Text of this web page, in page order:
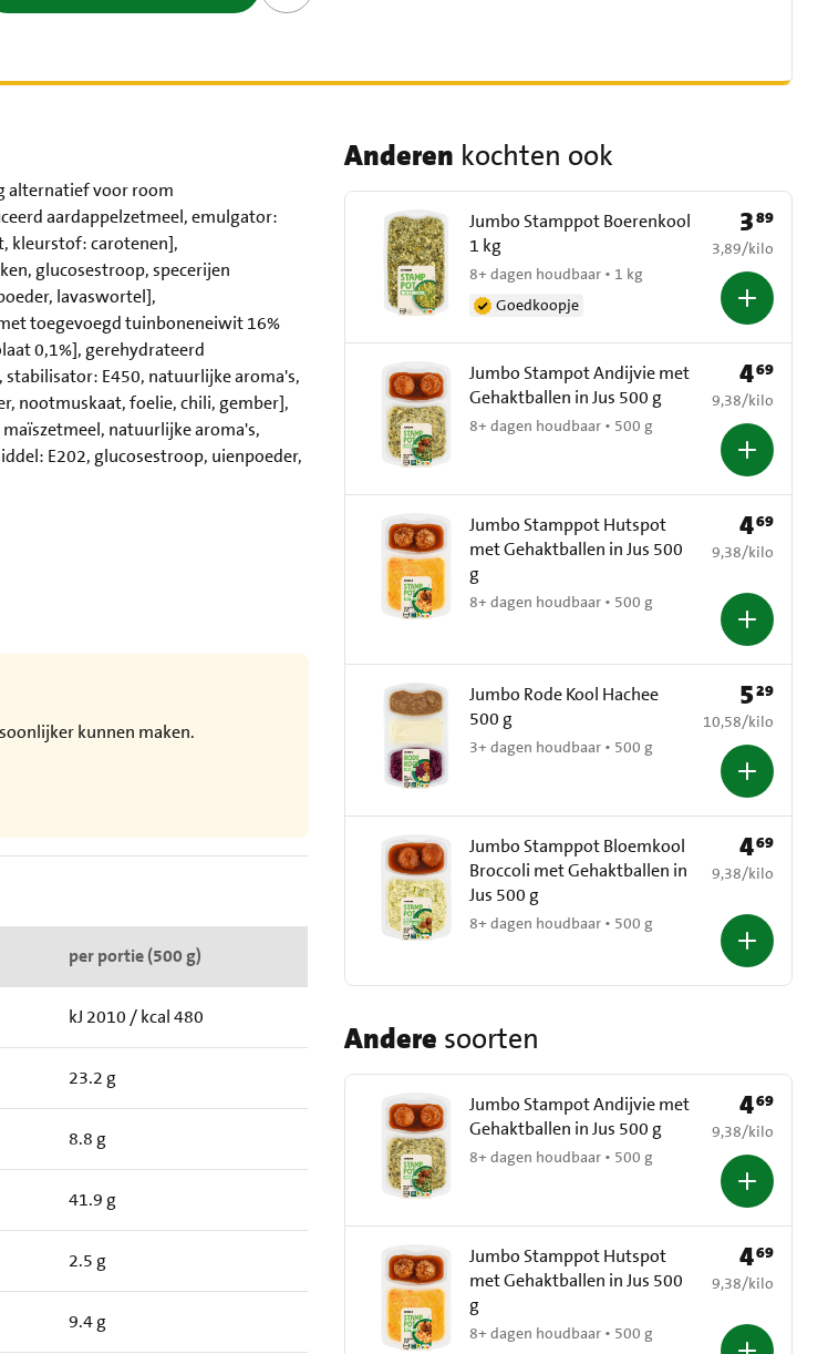
alternatief voor room
aardappelzetmeel, emulgator:
kleurstof: carotenen],
glucosestroop, specerijen
lavaswortel],
toegevoegd tuinboneneiwit 16%
0,1%], gerehydrateerd
E450, natuurlijke aroma's,
nootmuskaat, foelie, chili, gember],
natuurlijke aroma's,
E202, glucosestroop, uienpoeder,
kunnen maken.
per portie (500 g)
kJ 2010 / kcal 480
23.2 g
8.8 g
41.9 g
2.5 g
9.4 g
Anderen kochten ook
Jumbo Stamppot Boerenkool
1 kg
8+ dagen houdbaar • 1 kg
Goedkoopje
Prijs: € 3,89
389
€ 3,89 per kilo
3,89/kilo
Jumbo Stampot Andijvie met
Gehaktballen in Jus 500 g
8+ dagen houdbaar • 500 g
Prijs: € 4,69
469
€ 9,38 per kilo
9,38/kilo
Jumbo Stamppot Hutspot
met Gehaktballen in Jus 500
g
8+ dagen houdbaar • 500 g
Prijs: € 4,69
469
€ 9,38 per kilo
9,38/kilo
Jumbo Rode Kool Hachee
500 g
3+ dagen houdbaar • 500 g
Prijs: € 5,29
529
€ 10,58 per kilo
10,58/kilo
Jumbo Stamppot Bloemkool
Broccoli met Gehaktballen in
Jus 500 g
8+ dagen houdbaar • 500 g
Prijs: € 4,69
469
€ 9,38 per kilo
9,38/kilo
Andere soorten
Jumbo Stampot Andijvie met
Gehaktballen in Jus 500 g
8+ dagen houdbaar • 500 g
Prijs: € 4,69
469
€ 9,38 per kilo
9,38/kilo
Jumbo Stamppot Hutspot
met Gehaktballen in Jus 500
g
8+ dagen houdbaar • 500 g
Prijs: € 4,69
469
€ 9,38 per kilo
9,38/kilo